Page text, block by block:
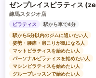
ゼンプレイスピラティス
練馬スタジオ店
ピラティス
駅から車で4分
駅から5分以内のジムに通いたい人
姿勢・腰痛・肩こりが気になる人
マットピラティスを始めたい人
パーソナルピラティスを始めたい人
マシンピラティスを始めたい人
グループレッスンで始めたい人